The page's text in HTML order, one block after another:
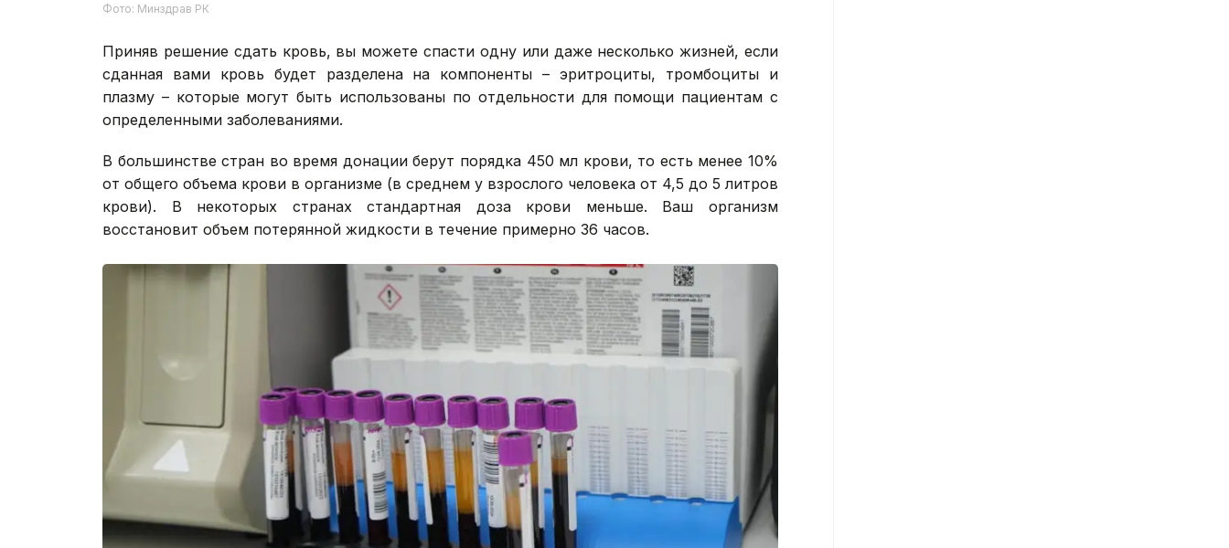
Фото: Минздрав РК
Приняв решение сдать кровь, вы можете спасти одну или даже несколько жизней, если
сданная вами кровь будет разделена на компоненты – эритроциты, тромбоциты и
плазму – которые могут быть использованы по отдельности для помощи пациентам с
определенными заболеваниями.
В большинстве стран во время донации берут порядка 450 мл крови, то есть менее 10%
от общего объема крови в организме (в среднем у взрослого человека от 4,5 до 5 литров
крови). В некоторых странах стандартная доза крови меньше. Ваш организм
восстановит объем потерянной жидкости в течение примерно 36 часов.